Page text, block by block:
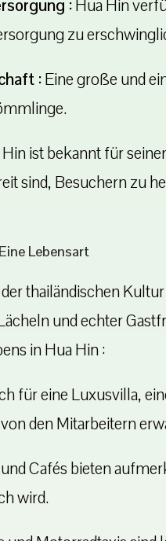
:Hua Hin
zu
:Eine große und
ist bekannt für
sind, Besuchern zu
Lebensart
thailändischen
und echter
in Hua Hin :
für eine Luxusvilla,
den Mitarbeitern
Cafés bieten
wird.